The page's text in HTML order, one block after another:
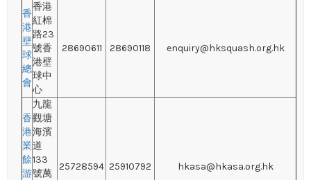
香
港
壁
球
總
會
香港
紅棉
路23
號香
港壁
球中
心
28690611 28690118 enquiry@hksquash.org.hk
香
港
業
餘
游
九龍
觀塘
海濱
道
133
號萬
25728594 25910792 hkasa@hkasa.org.hk